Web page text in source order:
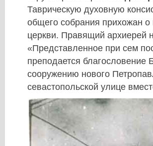
Таврическую духовную
общего собрания прихожан
церкви. Правящий архиерей
«Представленное при сем
преподается благословение
сооружению нового
севастопольской улице